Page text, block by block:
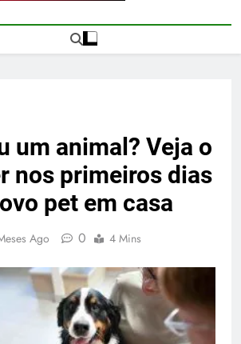
um animal? Veja o
nos primeiros dias
pet em casa
Ago 0 4 Mins